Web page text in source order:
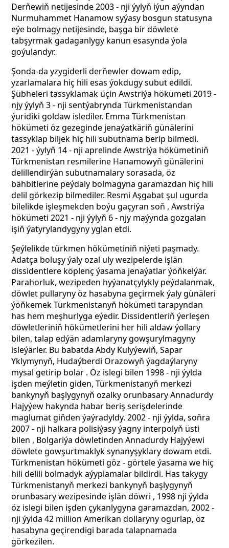
Derňewiň netijesinde 2003 - nji ýylyň iýun aýyndan
Nurmuhammet Hanamow syýasy bosgun statusyna
eýe bolmagy netijesinde, başga bir döwlete
tabşyrmak gadaganlygy kanun esasynda ýola
goýulandyr.
Şonda-da yzygiderli derňewler dowam edip,
yzarlamalara hiç hili esas ýokdugy subut edildi.
Şübheleri tassyklamak üçin Awstriýa hökümeti 2019 -
njy ýylyň 3 - nji sentýabrynda Türkmenistandan
ýuridiki goldaw islediler. Emma Türkmenistan
hökümeti öz gezeginde jenaýatkäriň günälerini
tassyklap biljek hiç hili subutnama berip bilmedi.
2021 - ýylyň 14 - nji aprelinde Awstriýa hökümetiniň
Türkmenistan resmilerine Hanamowyň günälerini
delillendirýän subutnamalary sorasada, öz
bähbitlerine peýdaly bolmagyna garamazdan hiç hili
delil görkezip bilmediler. Resmi Aşgabat şul ugurda
bilelikde işleşmekden boýu gaçyran soň , Awstriýa
hökümeti 2021 - nji ýylyň 6 - njy maýynda gozgalan
işiň ýatyrylandygyny yglan etdi.
Şeýlelikde türkmen hökümetiniň niýeti paşmady.
Adatça boluşy ýaly ozal uly wezipelerde işlän
dissidentlere köplenç ýasama jenaýatlar ýöňkelýär.
Parahorluk, wezipeden hyýanatçylykly peýdalanmak,
döwlet pullaryny öz hasabyna geçirmek ýaly günäleri
ýöňkemek Türkmenistanyň hökümeti tarapyndan
has hem meşhurlyga eýedir. Dissidentleriň ýerleşen
döwletleriniň hökümetlerini her hili aldaw ýollary
bilen, talap edýän adamlaryny gowşurylmagyny
isleýärler. Bu babatda Abdy Kulyýewiň, Sapar
Yklymynyň, Hudaýberdi Orazowyň ýagdaýlaryny
mysal getirip bolar . Öz islegi bilen 1998 - nji ýylda
işden meýletin giden, Türkmenistanyň merkezi
bankynyň başlygynyň ozalky orunbasary Annadurdy
Hajyýew hakynda habar beriş serişdelerinde
maglumat giňden ýaýradyldy. 2002 - nji ýylda, soňra
2007 - nji halkara polisiýasy ýagny interpolyň üsti
bilen , Bolgariýa döwletinden Annadurdy Hajyýewi
döwlete gowşurtmaklyk synanyşyklary dowam etdi.
Türkmenistan hökümeti göz - görtele ýasama we hiç
hili delili bolmadyk aýyplamalar bildirdi. Has takygy
Türkmenistanyň merkezi bankynyň başlygynyň
orunbasary wezipesinde işlän döwri , 1998 nji ýylda
öz islegi bilen işden çykanlygyna garamazdan, 2002 -
nji ýylda 42 million Amerikan dollaryny ogurlap, öz
hasabyna geçirendigi barada talapnamada
görkezilen.